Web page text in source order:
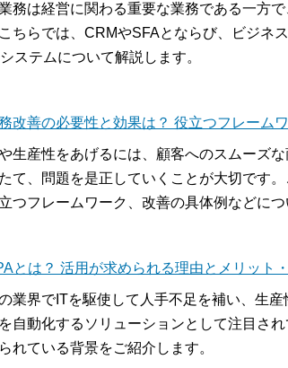
務は経営に関わる重要な業務である一方
ちらでは、CRMやSFAとならび、ビジネ
ステムについて解説します。
改善の必要性と効果は？ 役立つフレーム
生産性をあげるには、顧客へのスムーズ
て、問題を是正していくことが大切です
つフレームワーク、改善の具体例などにつ
とは？ 活用が求められる理由とメリット
業界でITを駆使して人手不足を補い、生
自動化するソリューションとして注目さ
れている背景をご紹介します。